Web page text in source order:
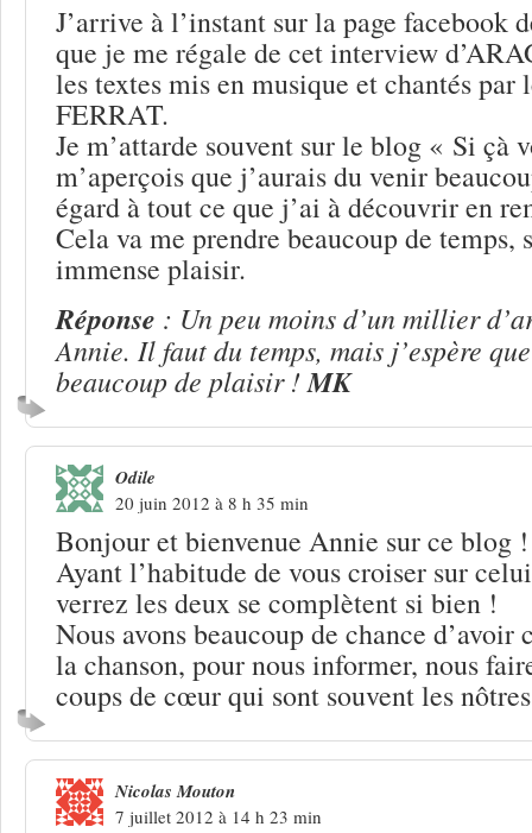
J’arrive à l’instant sur la page facebook
que je me régale de cet interview
les textes mis en musique et chantés par
FERRAT.
Je m’attarde souvent sur le blog « Si çà
m’aperçois que j’aurais du venir
égard à tout ce que j’ai à découvrir en
Cela va me prendre beaucoup de temps,
immense plaisir.
Réponse : Un peu moins d’un millier
Annie. Il faut du temps, mais j’espère
beaucoup de plaisir !MK
Odile
20 juin 2012 à 8 h 35 min
Bonjour et bienvenue Annie sur ce blog !
Ayant l’habitude de vous croiser sur
verrez les deux se complètent si bien !
Nous avons beaucoup de chance d’avoir
la chanson, pour nous informer, nous
coups de cœur qui sont souvent les
Nicolas Mouton
7 juillet 2012 à 14 h 23 min